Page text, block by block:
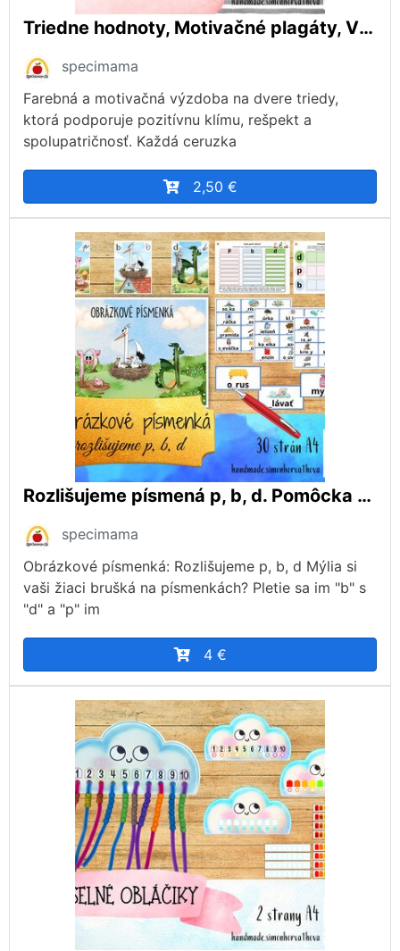
Triedne hodnoty, Motivačné plagáty, Výzdoba triedy, Motivácia, Ranné kruhy
specimama
Farebná a motivačná výzdoba na dvere triedy,
ktorá podporuje pozitívnu klímu, rešpekt a
spolupatričnosť. Každá ceruzka
2,50 €
Rozlišujeme písmená p, b, d. Pomôcka pri učení, Obrázkové písmená, abeceda, plagáty
specimama
Obrázkové písmenká: Rozlišujeme p, b, d Mýlia si
vaši žiaci brušká na písmenkách? Pletie sa im "b" s
"d" a "p" im
4 €